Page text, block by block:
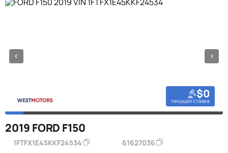
$0
текущая ставка
2019 FORD F150
1FTFX1E45KKF24534 61627036